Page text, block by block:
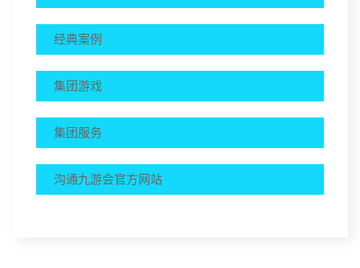
经典案例
集团游戏
集团服务
沟通九游会官方网站